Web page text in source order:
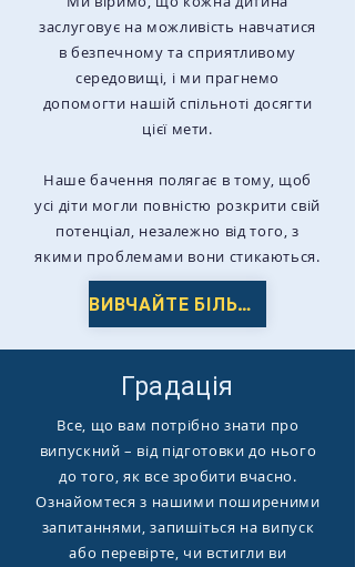
заслуговує на можливість навчатися
в безпечному та сприятливому
середовищі, і ми прагнемо
допомогти нашій спільноті досягти
цієї мети.
Наше бачення полягає в тому, щоб
усі діти могли повністю розкрити свій
потенціал, незалежно від того, з
якими проблемами вони стикаються.
ВИВЧАЙТЕ БІЛЬШЕ
Градація
Все, що вам потрібно знати про
випускний – від підготовки до нього
до того, як все зробити вчасно.
Ознайомтеся з нашими поширеними
запитаннями, запишіться на випуск
або перевірте, чи встигли ви